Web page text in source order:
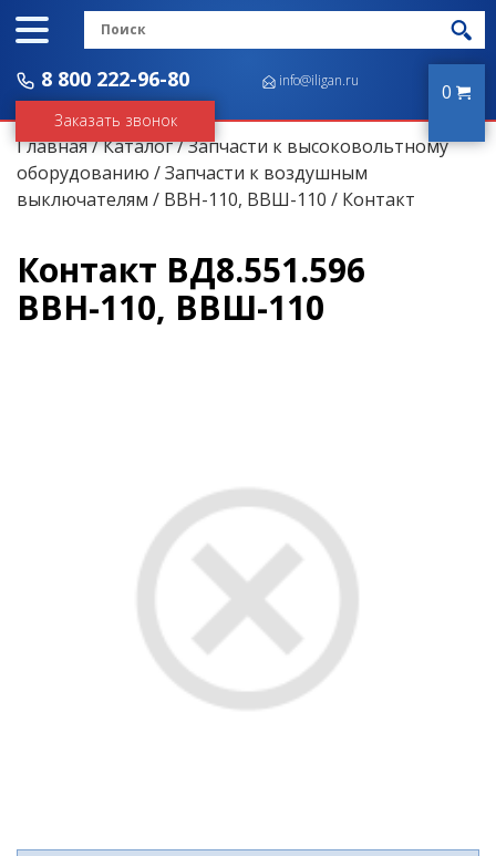
8 800 222-96-80
Заказать звонок
info@iligan.ru 0
Главная/Каталог/Запчасти к высоковольтному
оборудованию /Запчасти к воздушным
выключателям / ВВН-110, ВВШ-110 / Контакт
Контакт ВД8.551.596
ВВН-110, ВВШ-110